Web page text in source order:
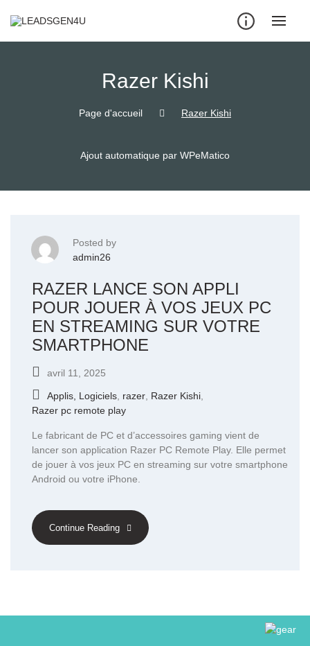
Razer Kishi
Page d'accueil Razer Kishi
Ajout automatique par WPeMatico
Posted by
admin26
RAZER LANCE SON APPLI
POUR JOUER À VOS JEUX PC
EN STREAMING SUR VOTRE
SMARTPHONE
avril 11, 2025
Applis, Logiciels razer Razer Kishi
Razer pc remote play
Le fabricant de PC et d’accessoires gaming vient de
lancer son application Razer PC Remote Play. Elle permet
de jouer à vos jeux PC en streaming sur votre smartphone
Android ou votre iPhone.
Continue Reading